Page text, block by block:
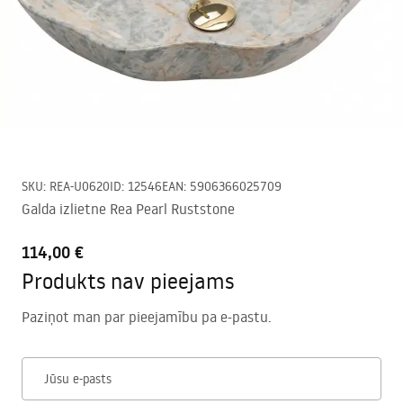
SKU: REA-U0620ID: 12546EAN: 5906366025709
Galda izlietne Rea Pearl Ruststone
114,00 €
Produkts nav pieejams
Paziņot man par pieejamību pa e-pastu.
Jūsu e-pasts